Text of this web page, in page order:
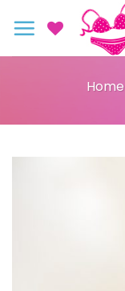
naar
Home